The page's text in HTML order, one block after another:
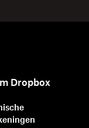
Dropbox